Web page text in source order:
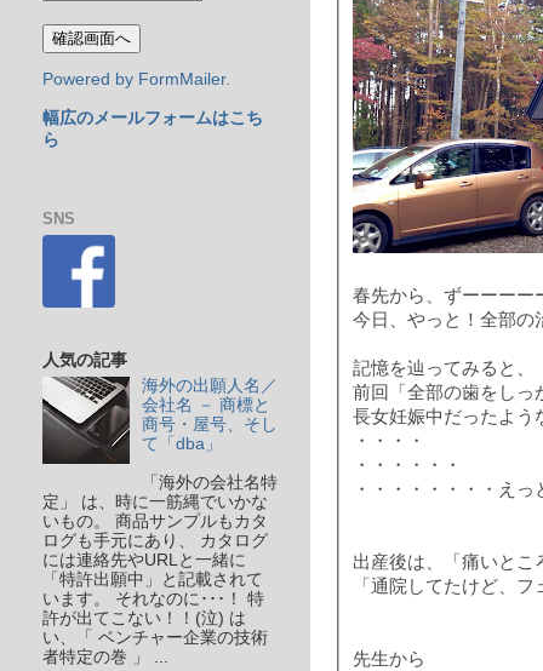
春先から、ずーーーー
今日、やっと！全部
記憶を辿ってみると、
前回「全部の歯をしっ
長女妊娠中だったよう
・・・・
・・・・・・
・・・・・・・・えっ
出産後は、「痛いとこ
「通院してたけど、
先生から
Powered by FormMailer.
幅広のメールフォームはこち
ら
SNS
人気の記事
海外の出願人名／
会社名 － 商標と
商号・屋号、そし
て「dba」
「海外の会社名特
定」 は、時に一筋縄でいかな
いもの。 商品サンプルもカタ
ログも手元にあり、 カタログ
には連絡先やURLと一緒に
「特許出願中」と記載されて
います。 それなのに･･･！ 特
許が出てこない！！(泣) は
い、「 ベンチャー企業の技術
者特定の巻 」 ...